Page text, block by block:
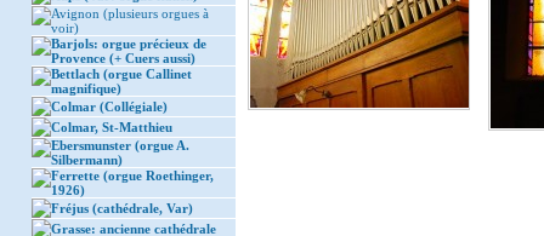
Avignon (plusieurs orgues à
voir)
Barjols: orgue précieux de
Provence (+ Cuers aussi)
Bettlach (orgue Callinet
magnifique)
Colmar (Collégiale)
Colmar, St-Matthieu
Ebersmunster (orgue A.
Silbermann)
Ferrette (orgue Roethinger,
1926)
Fréjus (cathédrale, Var)
Grasse: ancienne cathédrale